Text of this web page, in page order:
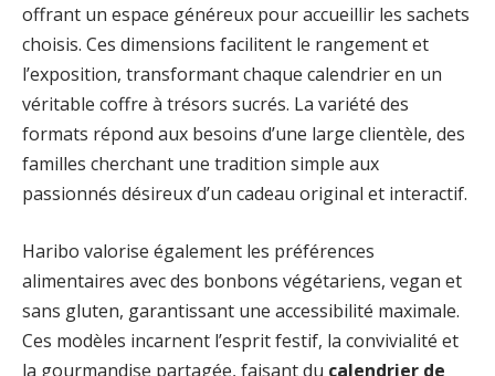
offrant un espace généreux pour accueillir les sachets
choisis. Ces dimensions facilitent le rangement et
l’exposition, transformant chaque calendrier en un
véritable coffre à trésors sucrés. La variété des
formats répond aux besoins d’une large clientèle, des
familles cherchant une tradition simple aux
passionnés désireux d’un cadeau original et interactif.
Haribo valorise également les préférences
alimentaires avec des bonbons végétariens, vegan et
sans gluten, garantissant une accessibilité maximale.
Ces modèles incarnent l’esprit festif, la convivialité et
la gourmandise partagée, faisant du calendrier de